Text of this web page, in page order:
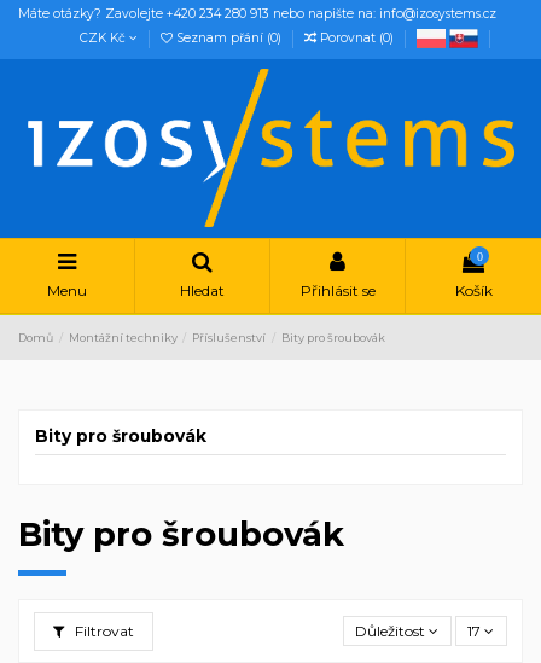
Máte otázky? Zavolejte +420 234 280 913 nebo napište na: info@izosystems.cz
CZK Kč
Seznam přání (0) Porovnat (0)
Menu Hledat Přihlásit se
0
Košík
Domů Montážní techniky Příslušenství Bity pro šroubovák
Bity pro šroubovák
Filtrovat Důležitost 17
Bity pro šroubovák